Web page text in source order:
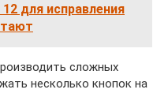
для исправления
сложных
несколько кнопок на